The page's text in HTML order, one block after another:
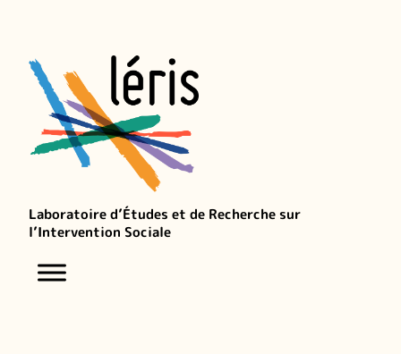
Laboratoire d’Études et de Recherche sur
l’Intervention Sociale